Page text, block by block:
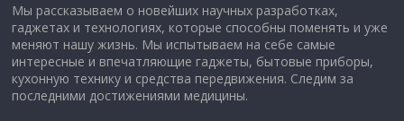
Мы рассказываем о новейших научных разработках,
гаджетах и технологиях, которые способны поменять и уже
меняют нашу жизнь. Мы испытываем на себе самые
интересные и впечатляющие гаджеты, бытовые приборы,
кухонную технику и средства передвижения. Следим за
последними достижениями медицины.